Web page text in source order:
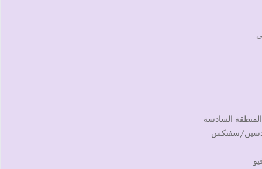
السادسة
سفنكس